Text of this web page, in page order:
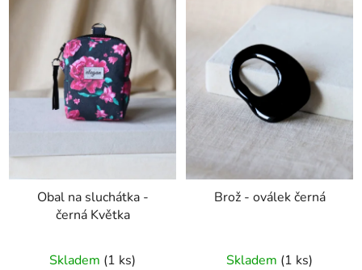
Obal na sluchátka -
černá Květka
Skladem (1 ks)
Brož - oválek černá
Skladem (1 ks)